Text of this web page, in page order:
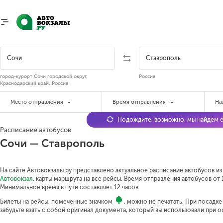
город-курорт Сочи городской округ,
Краснодарский край, Россия
Россия
Место отправления Время отправления
Расписание автобусов
Сочи — Ставрополь
На сайте Автовокзалы.ру представлено актуальное расписание автобусов
Автовокзал, карты маршрута на все рейсы. Время отправления автобусов от
Минимальное время в пути составляет 12 часов.
Билеты на рейсы, помеченные значком
, можно не печатать. При
забудьте взять с собой оригинал документа, который вы использовали при
Подождите, возможно, мы найдём